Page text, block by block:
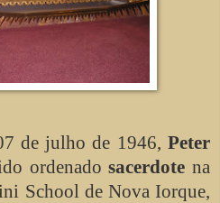
de julho de 1946, Peter
ordenadosacerdote na
School de Nova Iorque,